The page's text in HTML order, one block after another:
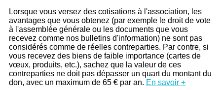
Lorsque vous versez des cotisations à l'association, les
avantages que vous obtenez (par exemple le droit de vote
à l'assemblée générale ou les documents que vous
recevez comme nos bulletins d'information) ne sont pas
considérés comme de réelles contreparties. Par contre, si
vous recevez des biens de faible importance (cartes de
vœux, produits, etc.), sachez que la valeur de ces
contreparties ne doit pas dépasser un quart du montant du
don, avec un maximum de 65 € par an. En savoir +